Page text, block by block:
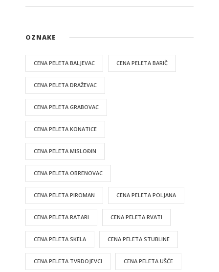
OZNAKE
CENA PELETA BALJEVAC CENA PELETA BARIČ
CENA PELETA DRAŽEVAC
CENA PELETA GRABOVAC
CENA PELETA KONATICE
CENA PELETA MISLOĐIN
CENA PELETA OBRENOVAC
CENA PELETA PIROMAN CENA PELETA POLJANA
CENA PELETA RATARI CENA PELETA RVATI
CENA PELETA SKELA CENA PELETA STUBLINE
CENA PELETA TVRDOJEVCI CENA PELETA UŠĆE